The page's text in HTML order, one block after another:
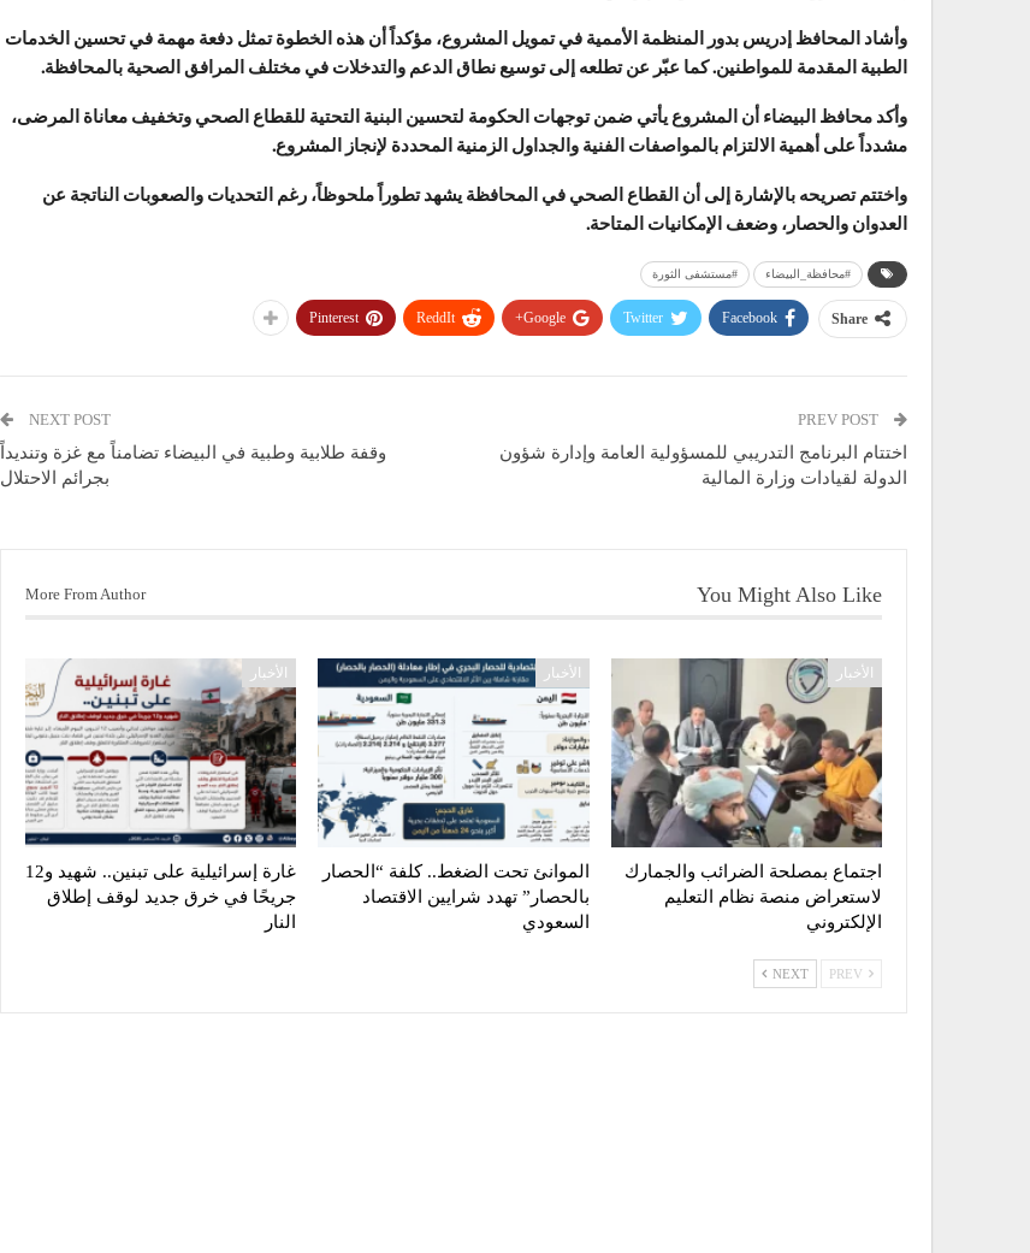
وأشاد المحافظ إدريس بدور المنظمة الأممية في تمويل المشروع، مؤكداً أن هذه الخطوة تمثل دفعة مهمة في تحسين الخدمات
الطبية المقدمة للمواطنين. كما عبّر عن تطلعه إلى توسيع نطاق الدعم والتدخلات في مختلف المرافق الصحية بالمحافظة.
وأكد محافظ البيضاء أن المشروع يأتي ضمن توجهات الحكومة لتحسين البنية التحتية للقطاع الصحي وتخفيف معاناة المرضى،
مشدداً على أهمية الالتزام بالمواصفات الفنية والجداول الزمنية المحددة لإنجاز المشروع.
واختتم تصريحه بالإشارة إلى أن القطاع الصحي في المحافظة يشهد تطوراً ملحوظاً، رغم التحديات والصعوبات الناتجة عن
العدوان والحصار، وضعف الإمكانيات المتاحة.
#محافظة_البيضاء #مستشفى الثورة
Share
Facebook
Twitter
Google+
ReddIt
Pinterest
اختتام البرنامج التدريبي للمسؤولية العامة وإدارة شؤون
الدولة لقيادات وزارة المالية
NEXT POST
وقفة طلابية وطبية في البيضاء تضامناً مع غزة وتنديداً
بجرائم الاحتلال
You Might Also Like
More From Author
الأخبار
اجتماع بمصلحة الضرائب والجمارك
لاستعراض منصة نظام التعليم
الإلكتروني
الأخبار
الموانئ تحت الضغط.. كلفة “الحصار
بالحصار” تهدد شرايين الاقتصاد
السعودي
الأخبار
غارة إسرائيلية على تبنين.. شهيد و12
جريحًا في خرق جديد لوقف إطلاق
النار
NEXT